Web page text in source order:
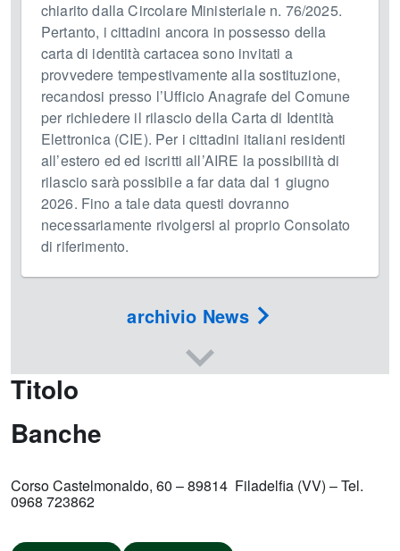
chiarito dalla Circolare Ministeriale n. 76/2025.
Pertanto, i cittadini ancora in possesso della
carta di identità cartacea sono invitati a
provvedere tempestivamente alla sostituzione,
recandosi presso l’Ufficio Anagrafe del Comune
per richiedere il rilascio della Carta di Identità
Elettronica (CIE). Per i cittadini italiani residenti
all’estero ed ed iscritti all’AIRE la possibilità di
rilascio sarà possibile a far data dal 1 giugno
2026. Fino a tale data questi dovranno
necessariamente rivolgersi al proprio Consolato
di riferimento.
archivio News
Titolo
Banche
Corso Castelmonaldo, 60 – 89814 Filadelfia (VV) – Tel.
0968 723862